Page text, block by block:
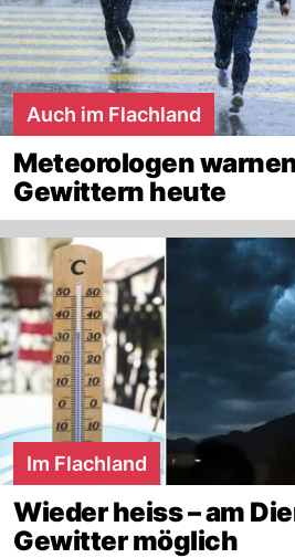
Auch im Flachland
Meteorologen
Gewittern heute
Im Flachland
Wieder heiss – am
Gewitter möglich